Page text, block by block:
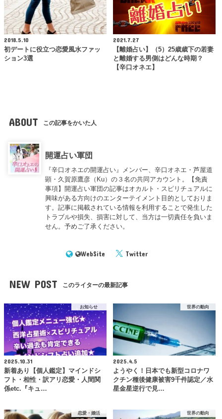
2018.5.10
初デートに役立つ恋愛風水ファッ
ション3選
2021.7.27
【離婚占い】（5）25歳歳下の若妻
と離婚する男側はどんな時期？
【辛口オネエ】
ABOUT この記事をかいた人
開運占い軍団
『辛口オネエの開運占い』メンバー、辛口オネエ・芦屋道
顕・久賀原鷹彦（Ku）の３名の共同アカウント。【免責
事項】開運占い軍団の記事はオカルト・スピリチュアルに
興味がある方向けのエンターテイメント目的としておりま
す。記事に掲載されている情報を利用することで発生した
トラブルや損失、損害に対して、当方は一切責任を負いま
せん。予めご了承ください。
WebSite Twitter
NEW POST このライターの最新記事
お知らせ
2025.10.31
新着あり【個人鑑定】マインドシ
フト・相性・訳アリ恋愛・人間関
係etc.『キュ…
世界の動向
2025.4.5
ようやく！日本でも新型コロナワ
クチン種後健康被害9千件認定／水
星金星逆行で見…
恋愛・婚活 世界の動向